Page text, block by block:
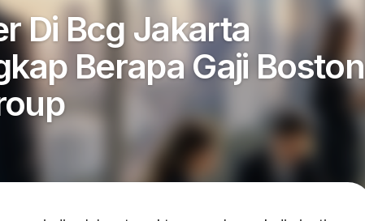
Di Bcg Jakarta
Berapa Gaji Boston